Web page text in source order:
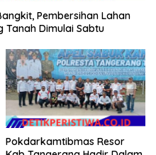
Pembersihan Lahan
Tanah Dimulai Sabtu
Pokdarkamtibmas Resor